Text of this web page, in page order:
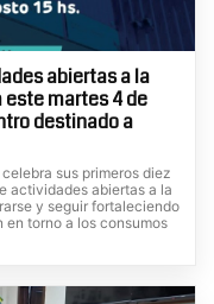
abiertas a la
martes 4 de
destinado a
sus primeros diez
actividades abiertas a la
y seguir fortaleciendo
torno a los consumos